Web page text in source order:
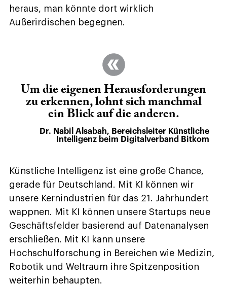
heraus, man könnte dort wirklich
Außerirdischen begegnen.
Um die eigenen Herausforderungen
zu erkennen, lohnt sich manchmal
ein Blick auf die anderen.
Dr. Nabil Alsabah, Bereichsleiter Künstliche
Intelligenz beim Digitalverband Bitkom
Künstliche Intelligenz ist eine große Chance,
gerade für Deutschland. Mit KI können wir
unsere Kernindustrien für das 21. Jahrhundert
wappnen. Mit KI können unsere Startups neue
Geschäftsfelder basierend auf Datenanalysen
erschließen. Mit KI kann unsere
Hochschulforschung in Bereichen wie Medizin,
Robotik und Weltraum ihre Spitzenposition
weiterhin behaupten.